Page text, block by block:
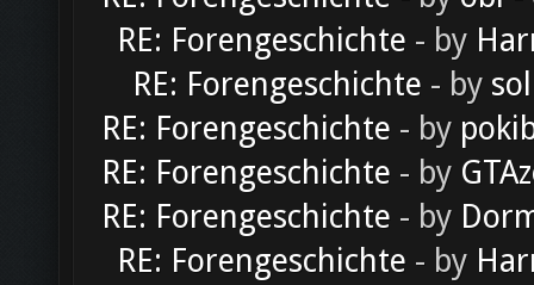
RE: Forengeschichte - by
RE: Forengeschichte - by
RE: Forengeschichte - by
RE: Forengeschichte - by
RE: Forengeschichte - by
RE: Forengeschichte - by